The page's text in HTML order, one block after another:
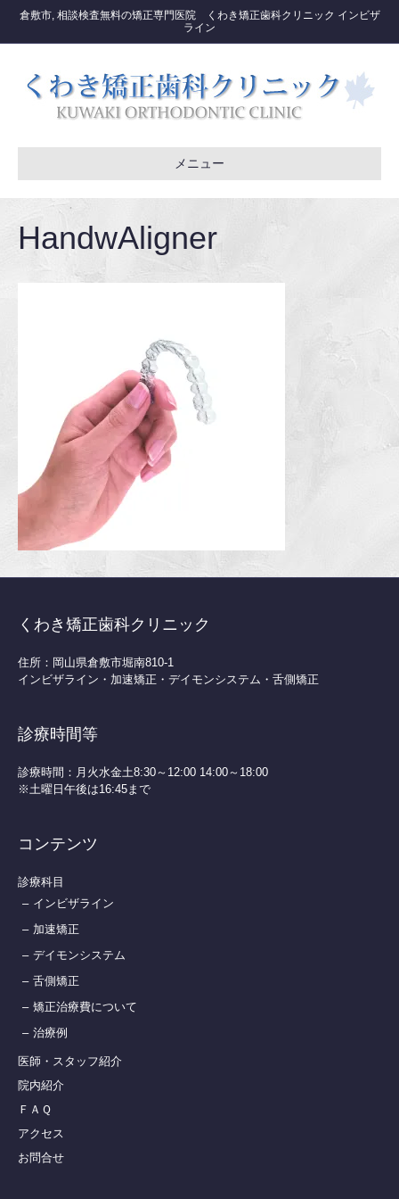
倉敷市, 相談検査無料の矯正専門医院 くわき矯正歯科クリニック インビザ
ライン
メニュー
HandwAligner
くわき矯正歯科クリニック
住所：岡山県倉敷市堀南810-1
インビザライン・加速矯正・デイモンシステム・舌側矯正
診療時間等
診療時間：月火水金土8:30～12:00 14:00～18:00
※土曜日午後は16:45まで
コンテンツ
診療科目
インビザライン
加速矯正
デイモンシステム
舌側矯正
矯正治療費について
治療例
医師・スタッフ紹介
院内紹介
ＦＡＱ
アクセス
お問合せ